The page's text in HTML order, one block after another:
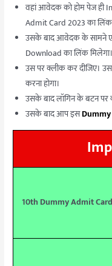
वहां आवेदक को होम पेज ही
Admit Card 2023 का लिंक
उसके बाद आवेदक के सामने
Download का लिंक मिलेगा।
उस पर क्लीक कर दीजिए।
करना होगा।
उसके बाद लॉगिन के बटन पर
उसके बाद आप इस
10th Dummy Admit Card